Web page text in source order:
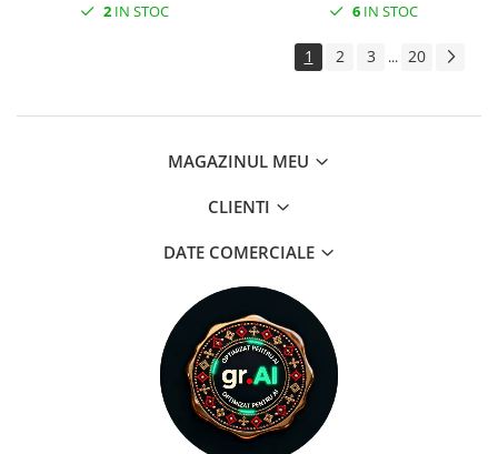
2 IN STOC 6 IN STOC
1 2 3 ... 20
MAGAZINUL MEU
CLIENTI
DATE COMERCIALE